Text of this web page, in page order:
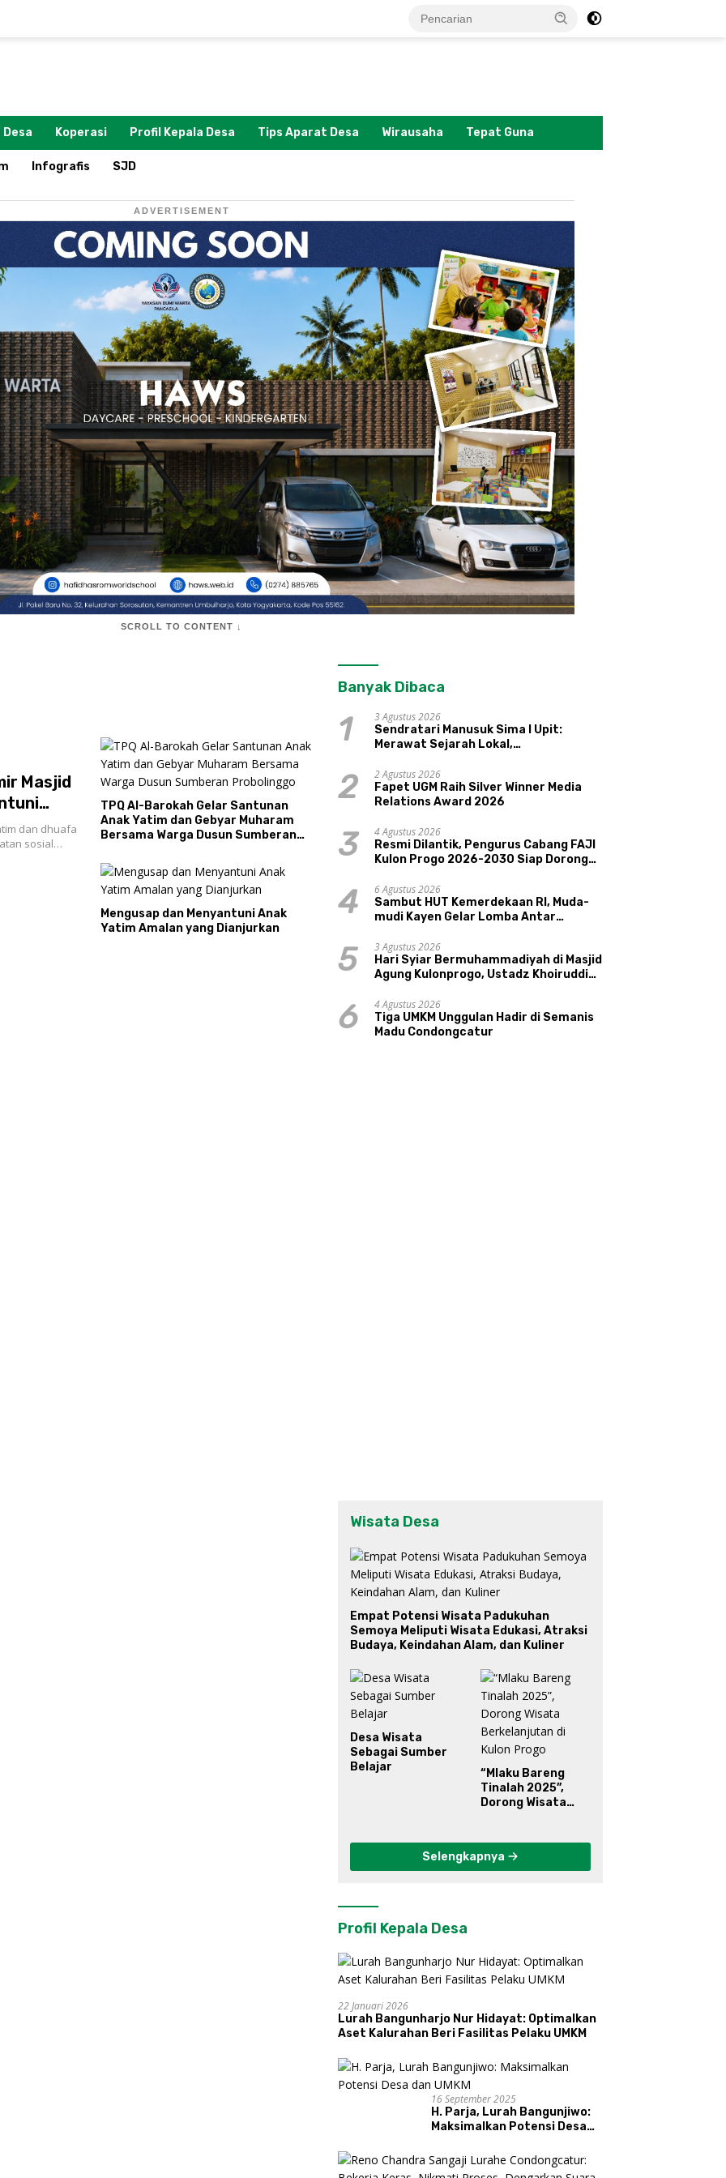
Koperasi Profil Kepala Desa Tips Aparat Desa Wirausaha Tepat Guna
Infografis SJD
ADVERTISEMENT
SCROLL TO CONTENT ↓
Masjid
dan dhuafa
sosial…
TPQ Al-Barokah Gelar Santunan
Anak Yatim dan Gebyar Muharam
Bersama Warga Dusun Sumberan
Mengusap dan Menyantuni Anak
Yatim Amalan yang Dianjurkan
Banyak Dibaca
1
3 Agustus 2026
Sendratari Manusuk Sima I Upit:
Merawat Sejarah Lokal,
Pariwisata, dan Ekologi Klaten
2
2 Agustus 2026
Fapet UGM Raih Silver Winner Media
Relations Award 2026
3
4 Agustus 2026
Resmi Dilantik, Pengurus Cabang FAJI
Kulon Progo 2026-2030 Siap Dorong
Sungai Progo
4
6 Agustus 2026
Sambut HUT Kemerdekaan RI, Muda-
mudi Kayen Gelar Lomba Antar
5
3 Agustus 2026
Hari Syiar Bermuhammadiyah di Masjid
Agung Kulonprogo, Ustadz Khoiruddin
Sakinah Adalah Agama
6
4 Agustus 2026
Tiga UMKM Unggulan Hadir di Semanis
Madu Condongcatur
Wisata Desa
Empat Potensi Wisata Padukuhan
Semoya Meliputi Wisata Edukasi, Atraksi
Budaya, Keindahan Alam, dan Kuliner
Desa Wisata
Sebagai Sumber
Belajar
“Mlaku Bareng
Tinalah 2025”,
Dorong Wisata
Selengkapnya
Profil Kepala Desa
22 Januari 2026
Lurah Bangunharjo Nur Hidayat: Optimalkan
Aset Kalurahan Beri Fasilitas Pelaku UMKM
16 September 2025
H. Parja, Lurah Bangunjiwo:
Maksimalkan Potensi Desa